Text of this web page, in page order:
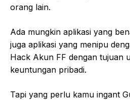
orang lain.
Ada mungkin aplikasi yang
juga aplikasi yang menipu
Hack Akun FF dengan tujuan
keuntungan pribadi.
Tapi yang perlu kamu ingant